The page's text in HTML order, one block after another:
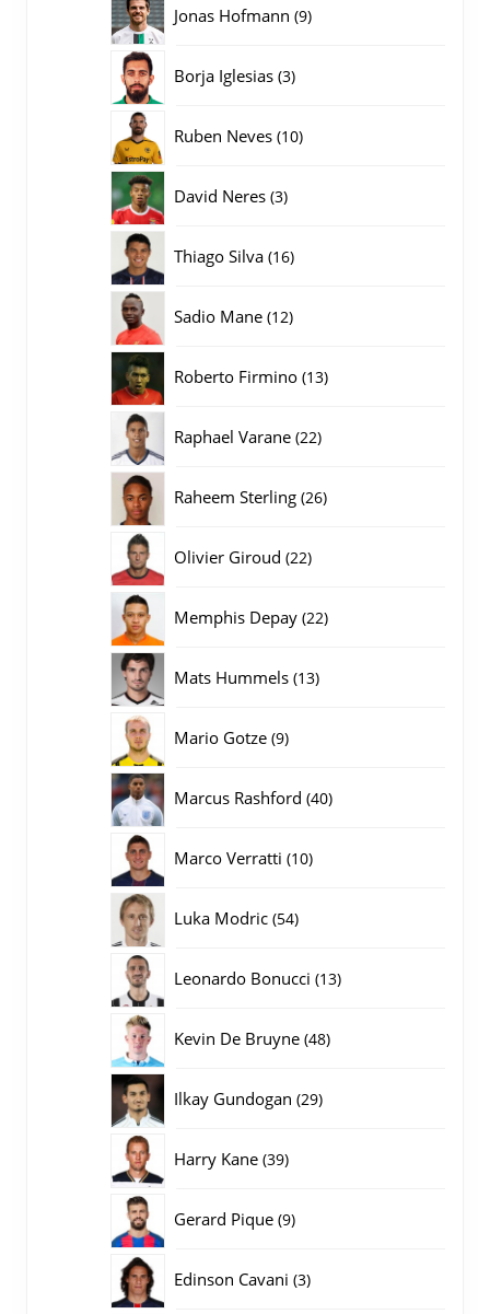
Jonas Hofmann 99
Borja Iglesias 33
Ruben Neves 1010
David Neres 33
Thiago Silva 1616
Sadio Mane 1212
Roberto Firmino 1313
Raphael Varane 2222
Raheem Sterling 2626
Olivier Giroud 2222
Memphis Depay 2222
Mats Hummels 1313
Mario Gotze 99
Marcus Rashford 4040
Marco Verratti 1010
Luka Modric 5454
Leonardo Bonucci 1313
Kevin De Bruyne 4848
Ilkay Gundogan 2929
Harry Kane 3939
Gerard Pique 99
Edinson Cavani 33